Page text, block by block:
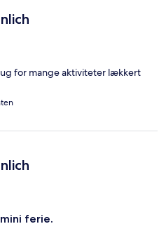
for mange aktiviteter lækkert
ferie.